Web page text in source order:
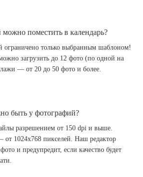
поместить в календарь?
ограничено только выбранным шаблоном!
загрузить до 12 фото (по одной на
— от 20 до 50 фото и более.
быть у фотографий?
разрешением от 150 dpi и выше.
1024x768 пикселей. Наш редактор
и предупредит, если качество будет